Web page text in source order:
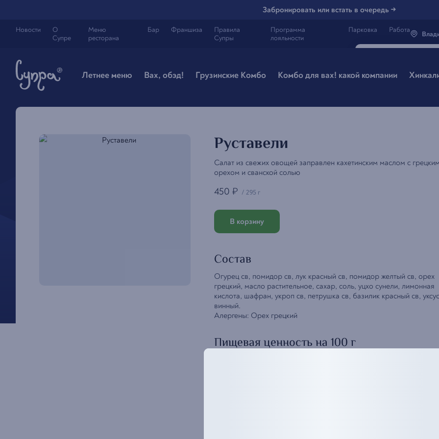
Забронировать или встать в очередь →
Новости
О
Супре
Меню
ресторана
Бар Франшиза
Правила
Супры
Программа
лояльности
Парковка Работа
Летнее меню Вах, обэд! Грузинские Комбо Комбо для вах! какой компании
Руставели
Салат из свежих овощей заправлен кахетинским маслом с
орехом и сванской солью
450 ₽ / 295 г
В корзину
Состав
Огурец св, помидор св, лук красный св, помидор желтый св, орех
грецкий, масло растительное, сахар, соль, уцхо сунели, лимонная
кислота, шафран, укроп св, петрушка св, базилик красный св, уксус
винный.
Алергены: Орех грецкий
Пищевая ценность на 100 г